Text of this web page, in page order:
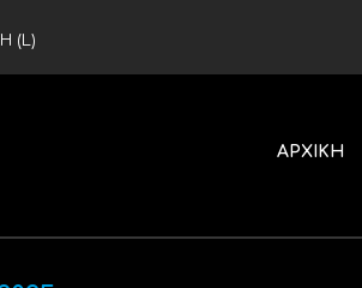
(L)
ΑΡΧΙΚΗ